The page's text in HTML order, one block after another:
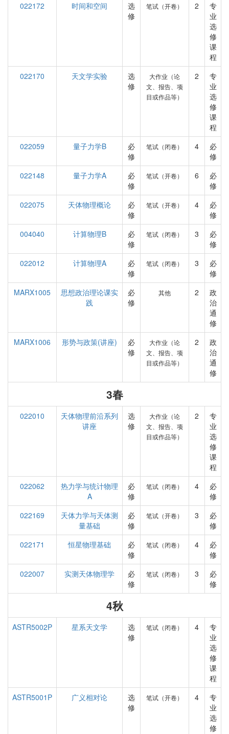
022172
时间和空间
选
修
笔试（开卷） 2
专
业
选
修
课
程
022170
天文学实验
选
修
大作业（论
文、报告、项
目或作品等）
2
专
业
选
修
课
程
022059
量子力学B
必
修
笔试（闭卷） 4
必
修
022148
量子力学A
必
修
笔试（开卷） 6
必
修
022075
天体物理概论
必
修
笔试（开卷） 4
必
修
004040
计算物理B
必
修
笔试（闭卷） 3
必
修
022012
计算物理A
必
修
笔试（闭卷） 3
必
修
MARX1005
思想政治理论课实
践
必
修
其他 2
政
治
通
修
MARX1006
形势与政策(讲座)
必
修
大作业（论
文、报告、项
目或作品等）
2
政
治
通
修
3春
022010
天体物理前沿系列
讲座
选
修
大作业（论
文、报告、项
目或作品等）
2
专
业
选
修
课
程
022062
热力学与统计物理
A
必
修
笔试（闭卷） 4
必
修
022169
天体力学与天体测
量基础
必
修
笔试（开卷） 3
必
修
022171
恒星物理基础
必
修
笔试（闭卷） 4
必
修
022007
实测天体物理学
必
修
笔试（闭卷） 3
必
修
4秋
ASTR5002P 星系天文学
选
修
笔试（闭卷） 4
专
业
选
修
课
程
ASTR5001P
广义相对论
选
修
笔试（开卷） 4
专
业
选
修